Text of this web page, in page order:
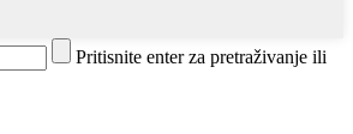
Pritisnite enter za pretraživanje ili